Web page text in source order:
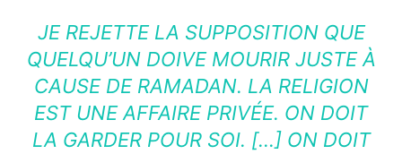
JE REJETTE LA SUPPOSITION QUE
QUELQU’UN DOIVE MOURIR JUSTE À
CAUSE DE RAMADAN. LA RELIGION
EST UNE AFFAIRE PRIVÉE. ON DOIT
LA GARDER POUR SOI. […] ON DOIT